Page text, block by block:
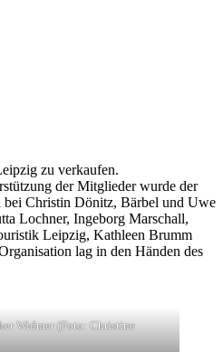
zu verkaufen.
der Mitglieder wurde der
bei Christin Dönitz, Bärbel und Uwe
Lochner, Ingeborg Marschall,
Leipzig, Kathleen Brumm
lag in den Händen des
Widmer (Foto: Christine